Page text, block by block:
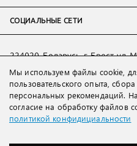
СОЦИАЛЬНЫЕ СЕТИ
214018 Россия, г. Смоленск, пр-
224020, Беларусь, г. Брест, ул.
Тел:+7 993 398 36 60(WhatsApp
Тел:+375 29 205 80 10( WhatsApp,
Email:ved@lakbi.com
Мы используем файлы cookie,
пользовательского опыта,
персональных рекомендаций.
согласие на обработку файлов
политикой конфидициальности